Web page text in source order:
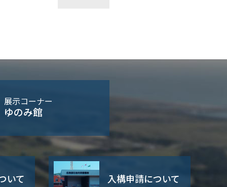
展示コーナー
ゆのみ館
いて 入構申請について